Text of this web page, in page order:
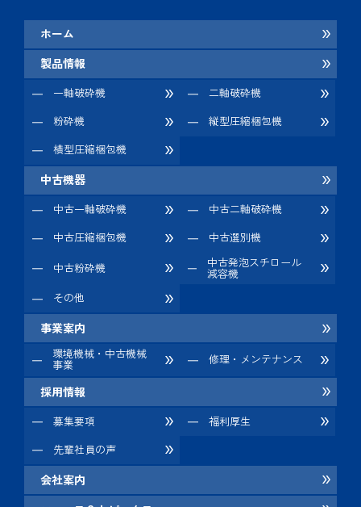
ホーム
製品情報
一軸破砕機
二軸破砕機
粉砕機
縦型圧縮梱包機
横型圧縮梱包機
中古機器
中古一軸破砕機
中古二軸破砕機
中古圧縮梱包機
中古選別機
中古粉砕機
中古発泡スチロール
減容機
その他
事業案内
環境機械・中古機械
事業 修理・メンテナンス
採用情報
募集要項
福利厚生
先輩社員の声
会社案内